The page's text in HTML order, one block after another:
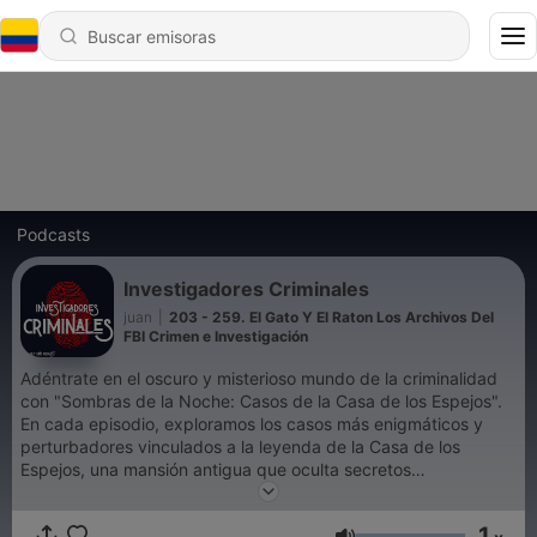
Podcasts
Investigadores Criminales
juan
203 - 259. El Gato Y El Raton Los Archivos Del
FBI Crimen e Investigación
Adéntrate en el oscuro y misterioso mundo de la criminalidad
con "Sombras de la Noche: Casos de la Casa de los Espejos".
En cada episodio, exploramos los casos más enigmáticos y
perturbadores vinculados a la leyenda de la Casa de los
Espejos, una mansión antigua que oculta secretos
inconfesables.Nuestro anfitrión, un intrépido investigador, te